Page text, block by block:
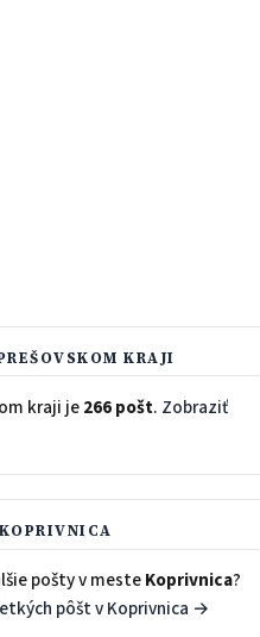
KRAJI
kraji je266 pošt. Zobraziť
pošty v mesteKoprivnica?
pôšt v Koprivnica →